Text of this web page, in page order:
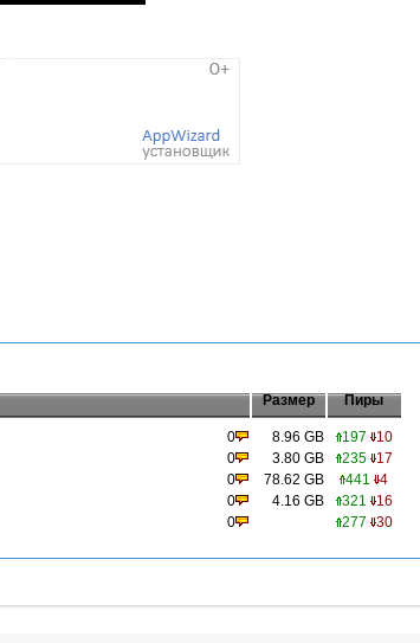
Размер Пиры
0 8.96 GB 197
10
0 3.80 GB 235 17
0 78.62 GB 441
4
0 4.16 GB 321
16
0 277 30